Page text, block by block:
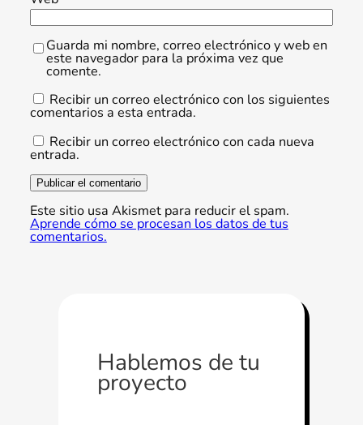
Guarda mi nombre, correo electrónico y web en
este navegador para la próxima vez que
comente.
Recibir un correo electrónico con los siguientes
comentarios a esta entrada.
Recibir un correo electrónico con cada nueva
entrada.
Este sitio usa Akismet para reducir el spam.
Aprende cómo se procesan los datos de tus
comentarios.
Hablemos de tu
proyecto